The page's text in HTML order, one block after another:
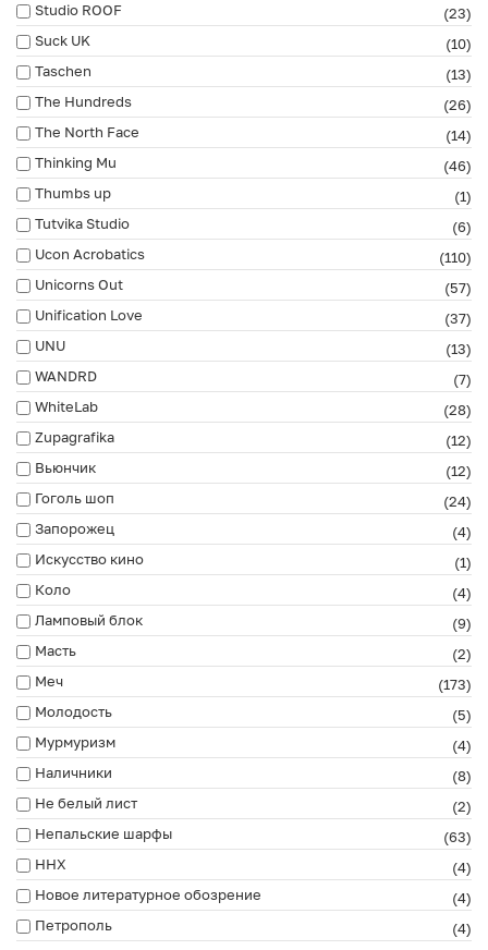
Studio ROOF
(23)
Suck UK
(10)
Taschen
(13)
The Hundreds
(26)
The North Face
(14)
Thinking Mu
(46)
Thumbs up
(1)
Tutvika Studio
(6)
Ucon Acrobatics
(110)
Unicorns Out
(57)
Unification Love
(37)
UNU
(13)
WANDRD
(7)
WhiteLab
(28)
Zupagrafika
(12)
Вьюнчик
(12)
Гоголь шоп
(24)
Запорожец
(4)
Искусство кино
(1)
Коло
(4)
Ламповый блок
(9)
Масть
(2)
Меч
(173)
Молодость
(5)
Мурмуризм
(4)
Наличники
(8)
Не белый лист
(2)
Непальские шарфы
(63)
ННХ
(4)
Новое литературное обозрение
(4)
Петрополь
(4)